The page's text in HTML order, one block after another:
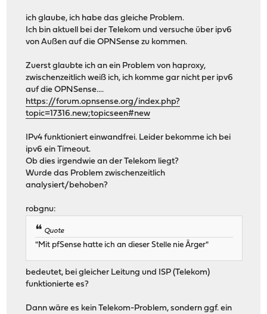
ich glaube, ich habe das gleiche Problem.
Ich bin aktuell bei der Telekom und versuche über ipv6
von Außen auf die OPNSense zu kommen.
Zuerst glaubte ich an ein Problem von haproxy,
zwischenzeitlich weiß ich, ich komme gar nicht per ipv6
auf die OPNSense....
https://forum.opnsense.org/index.php?
topic=17316.new;topicseen#new
IPv4 funktioniert einwandfrei. Leider bekomme ich bei
ipv6 ein Timeout.
Ob dies irgendwie an der Telekom liegt?
Wurde das Problem zwischenzeitlich
analysiert/behoben?
robgnu:
Quote
"Mit pfSense hatte ich an dieser Stelle nie Ärger"
bedeutet, bei gleicher Leitung und ISP (Telekom)
funktionierte es?
Dann wäre es kein Telekom-Problem, sondern ggf. ein